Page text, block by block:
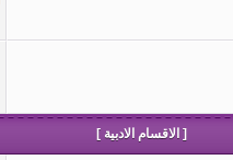
[ الاقسام الادبية ]